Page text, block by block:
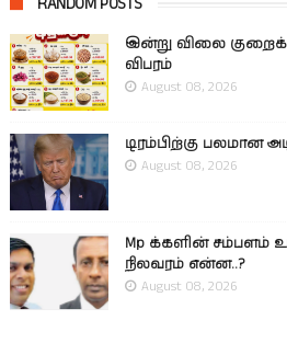
இன்று விலை
விபரம்
August 08, 2026
டிரம்பிற்கு பலமான
August 08, 2026
Mp க்களின் சம்பளம்
நிலவரம் என்ன..?
August 08, 2026